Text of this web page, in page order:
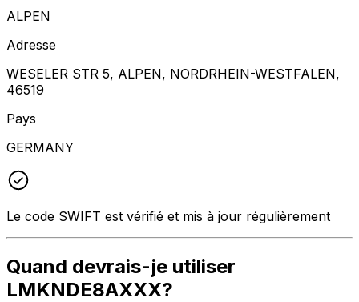
ALPEN
Adresse
WESELER STR 5, ALPEN, NORDRHEIN-WESTFALEN,
46519
Pays
GERMANY
Le code SWIFT est vérifié et mis à jour régulièrement
Quand devrais-je utiliser
LMKNDE8AXXX?